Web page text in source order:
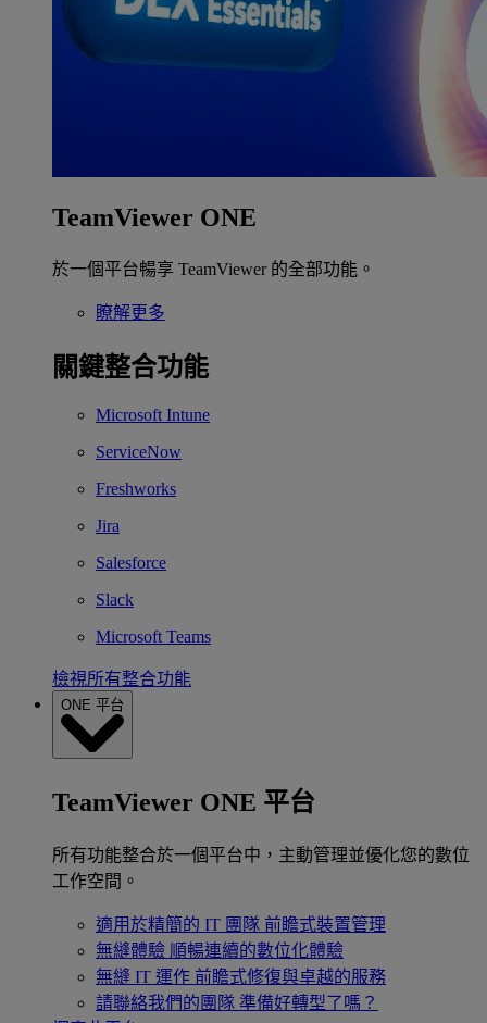
TeamViewer ONE
於一個平台暢享 TeamViewer 的全部功能。
瞭解更多
關鍵整合功能
Microsoft Intune
ServiceNow
Freshworks
Jira
Salesforce
Slack
Microsoft Teams
檢視所有整合功能
ONE 平台
TeamViewer ONE 平台
所有功能整合於一個平台中，主動管理並優化您的數位
工作空間。
適用於精簡的 IT 團隊 前瞻式裝置管理
無縫體驗 順暢連續的數位化體驗
無縫 IT 運作 前瞻式修復與卓越的服務
請聯絡我們的團隊 準備好轉型了嗎？